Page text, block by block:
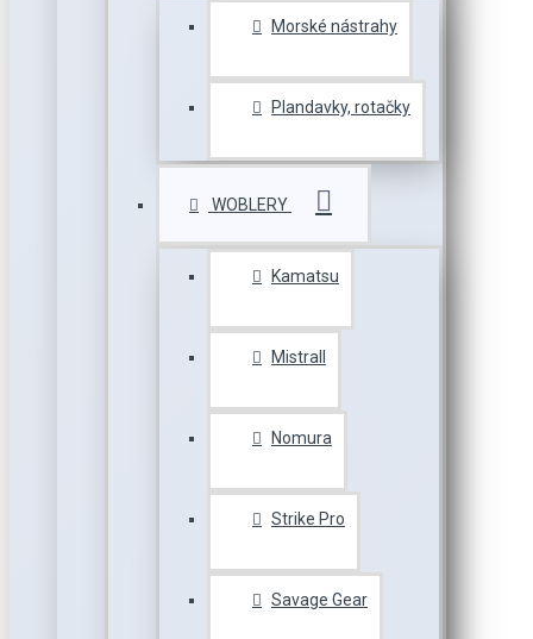
Morské nástrahy
Plandavky, rotačky
WOBLERY
Kamatsu
Mistrall
Nomura
Strike Pro
Savage Gear